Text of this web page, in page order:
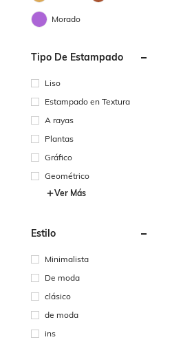
Morado
Tipo De Estampado
Liso
Estampado en Textura
A rayas
Plantas
Gráfico
Geométrico
Ver Más
Estilo
Minimalista
De moda
clásico
de moda
ins